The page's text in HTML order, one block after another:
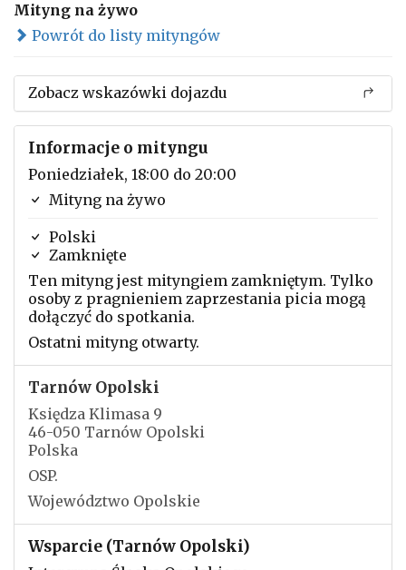
Mityng na żywo
Powrót do listy mityngów
Zobacz wskazówki dojazdu
Informacje o mityngu
Poniedziałek, 18:00 do 20:00
Mityng na żywo
Polski
Zamknięte
Ten mityng jest mityngiem zamkniętym. Tylko
osoby z pragnieniem zaprzestania picia mogą
dołączyć do spotkania.
Ostatni mityng otwarty.
Tarnów Opolski
Księdza Klimasa 9
46-050 Tarnów Opolski
Polska
OSP.
Województwo Opolskie
Wsparcie (Tarnów Opolski)